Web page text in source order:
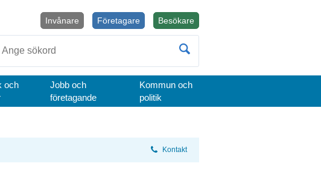
BesökareÖppnas i nytt fönster.
Företagare
Invånare
och
Jobb och
företagande
Kommun och
politik
Kontakt